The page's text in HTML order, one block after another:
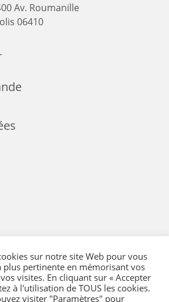
Av. Roumanille
06410
sur notre site Web pour vous
pertinente en mémorisant vos
visites. En cliquant sur « Accepter
à l'utilisation de TOUS les cookies.
visiter "Paramètres" pour